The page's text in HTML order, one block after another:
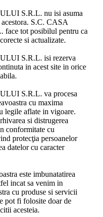
S.R.L. nu isi asuma
acestora. S.C. CASA
tot posibilul pentru ca
si actualizate.
S.R.L. isi rezerva
in acest site in orice
S.R.L. va procesa
cu maxima
legile aflate in vigoare.
si distrugerea
conformitate cu
protecţia persoanelor
datelor cu caracter
este imbunatatirea
incat sa venim in
cu produse si servicii
pot fi folosite doar de
acesteia.